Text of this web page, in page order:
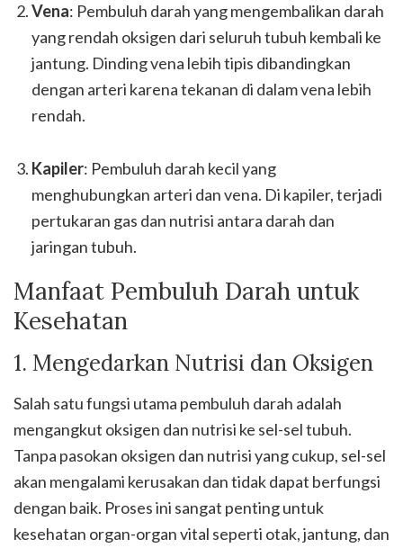
Vena: Pembuluh darah yang mengembalikan darah
yang rendah oksigen dari seluruh tubuh kembali ke
jantung. Dinding vena lebih tipis dibandingkan
dengan arteri karena tekanan di dalam vena lebih
rendah.
Kapiler: Pembuluh darah kecil yang
menghubungkan arteri dan vena. Di kapiler, terjadi
pertukaran gas dan nutrisi antara darah dan
jaringan tubuh.
Manfaat Pembuluh Darah untuk
Kesehatan
1. Mengedarkan Nutrisi dan Oksigen
Salah satu fungsi utama pembuluh darah adalah
mengangkut oksigen dan nutrisi ke sel-sel tubuh.
Tanpa pasokan oksigen dan nutrisi yang cukup, sel-sel
akan mengalami kerusakan dan tidak dapat berfungsi
dengan baik. Proses ini sangat penting untuk
kesehatan organ-organ vital seperti otak, jantung, dan